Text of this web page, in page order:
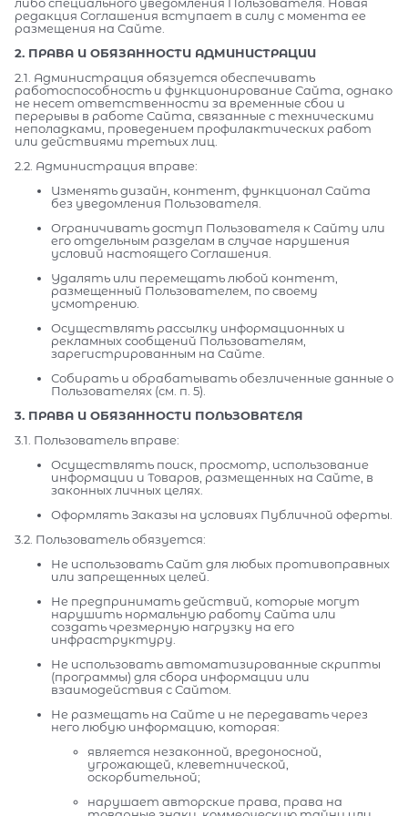
либо специального уведомления Пользователя. Новая
редакция Соглашения вступает в силу с момента ее
размещения на Сайте.
2. ПРАВА И ОБЯЗАННОСТИ АДМИНИСТРАЦИИ
2.1. Администрация обязуется обеспечивать
работоспособность и функционирование Сайта, однако
не несет ответственности за временные сбои и
перерывы в работе Сайта, связанные с техническими
неполадками, проведением профилактических работ
или действиями третьих лиц.
2.2. Администрация вправе:
Изменять дизайн, контент, функционал Сайта
без уведомления Пользователя.
Ограничивать доступ Пользователя к Сайту или
его отдельным разделам в случае нарушения
условий настоящего Соглашения.
Удалять или перемещать любой контент,
размещенный Пользователем, по своему
усмотрению.
Осуществлять рассылку информационных и
рекламных сообщений Пользователям,
зарегистрированным на Сайте.
Собирать и обрабатывать обезличенные данные о
Пользователях (см. п. 5).
3. ПРАВА И ОБЯЗАННОСТИ ПОЛЬЗОВАТЕЛЯ
3.1. Пользователь вправе:
Осуществлять поиск, просмотр, использование
информации и Товаров, размещенных на Сайте, в
законных личных целях.
Оформлять Заказы на условиях Публичной оферты.
3.2. Пользователь обязуется:
Не использовать Сайт для любых противоправных
или запрещенных целей.
Не предпринимать действий, которые могут
нарушить нормальную работу Сайта или
создать чрезмерную нагрузку на его
инфраструктуру.
Не использовать автоматизированные скрипты
(программы) для сбора информации или
взаимодействия с Сайтом.
Не размещать на Сайте и не передавать через
него любую информацию, которая:
является незаконной, вредоносной,
угрожающей, клеветнической,
оскорбительной;
нарушает авторские права, права на